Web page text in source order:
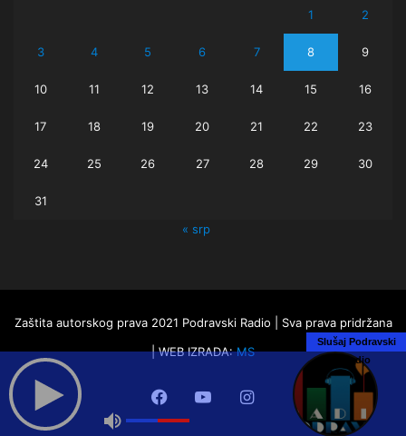
1 2
3 4 5 6 7 8 9
10 11 12 13 14 15 16
17 18 19 20 21 22 23
24 25 26 27 28 29 30
31
« srp
Zaštita autorskog prava 2021 Podravski Radio | Sva prava pridržana
| WEB IZRADA:MS
FacebookYouTubeInstagram
Slušaj Podravski
Radio